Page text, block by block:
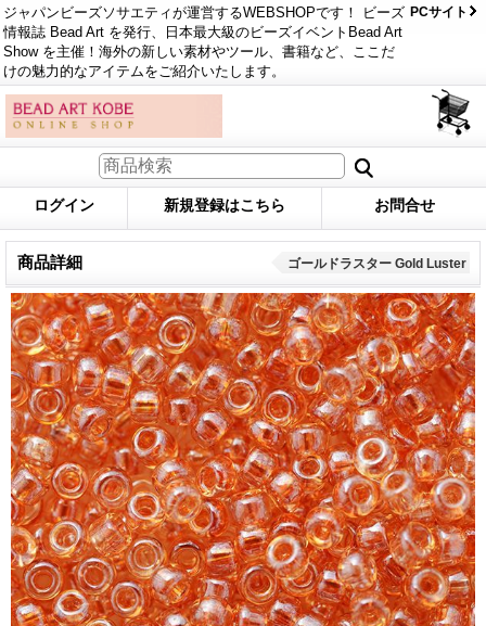
ジャパンビーズソサエティが運営するWEBSHOPです！ ビーズ
情報誌 Bead Art を発行、日本最大級のビーズイベントBead Art
Show を主催！海外の新しい素材やツール、書籍など、ここだ
けの魅力的なアイテムをご紹介いたします。
PCサイト
ログイン 新規登録はこちら お問合せ
商品詳細 ゴールドラスター Gold Luster